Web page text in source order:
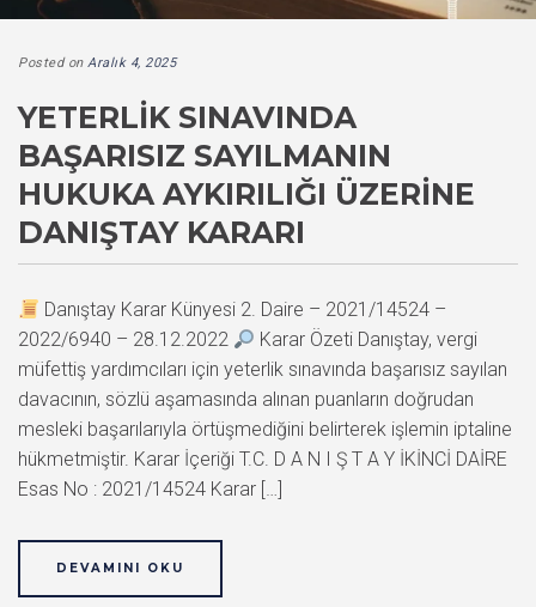
Posted on Aralık 4, 2025
YETERLIK SINAVINDA
BAŞARISIZ SAYILMANIN
HUKUKA AYKIRILIĞI ÜZERINE
DANIŞTAY KARARI
Danıştay Karar Künyesi 2. Daire – 2021/14524 –
2022/6940 – 28.12.2022
Karar Özeti Danıştay, vergi
müfettiş yardımcıları için yeterlik sınavında başarısız sayılan
davacının, sözlü aşamasında alınan puanların doğrudan
mesleki başarılarıyla örtüşmediğini belirterek işlemin iptaline
hükmetmiştir. Karar İçeriği T.C. D A N I Ş T A Y İKİNCİ DAİRE
Esas No : 2021/14524 Karar […]
DEVAMINI OKU